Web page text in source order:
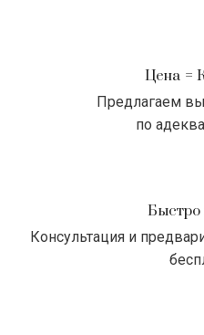
Цена =
Предлагаем
по
Быстро
Консультация и